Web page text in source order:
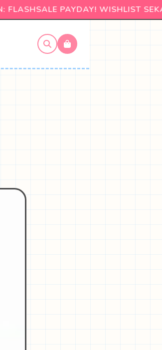
PAYDAY! WISHLIST